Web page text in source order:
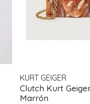
KURT GEIGER
Clutch Kurt
Marrón